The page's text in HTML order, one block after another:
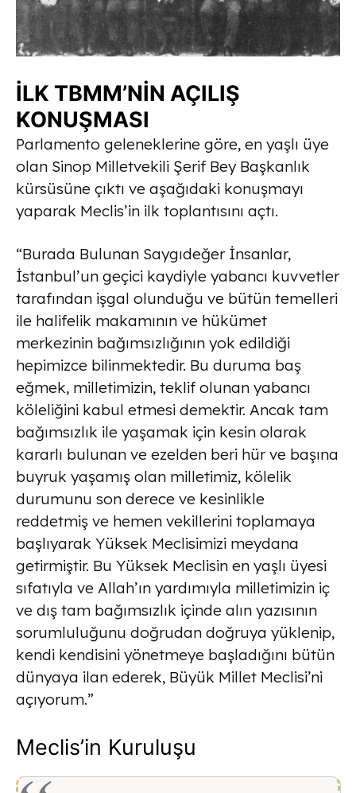
İLK TBMM’NİN AÇILIŞ
KONUŞMASI
Parlamento geleneklerine göre, en yaşlı üye
olan Sinop Milletvekili Şerif Bey Başkanlık
kürsüsüne çıktı ve aşağıdaki konuşmayı
yaparak Meclis’in ilk toplantısını açtı.
“Burada Bulunan Saygıdeğer İnsanlar,
İstanbul’un geçici kaydiyle yabancı kuvvetler
tarafından işgal olunduğu ve bütün temelleri
ile halifelik makamının ve hükümet
merkezinin bağımsızlığının yok edildiği
hepimizce bilinmektedir. Bu duruma baş
eğmek, milletimizin, teklif olunan yabancı
köleliğini kabul etmesi demektir. Ancak tam
bağımsızlık ile yaşamak için kesin olarak
kararlı bulunan ve ezelden beri hür ve başına
buyruk yaşamış olan milletimiz, kölelik
durumunu son derece ve kesinlikle
reddetmiş ve hemen vekillerini toplamaya
başlıyarak Yüksek Meclisimizi meydana
getirmiştir. Bu Yüksek Meclisin en yaşlı üyesi
sıfatıyla ve Allah’ın yardımıyla milletimizin iç
ve dış tam bağımsızlık içinde alın yazısının
sorumluluğunu doğrudan doğruya yüklenip,
kendi kendisini yönetmeye başladığını bütün
dünyaya ilan ederek, Büyük Millet Meclisi’ni
açıyorum.”
Meclis’in Kuruluşu